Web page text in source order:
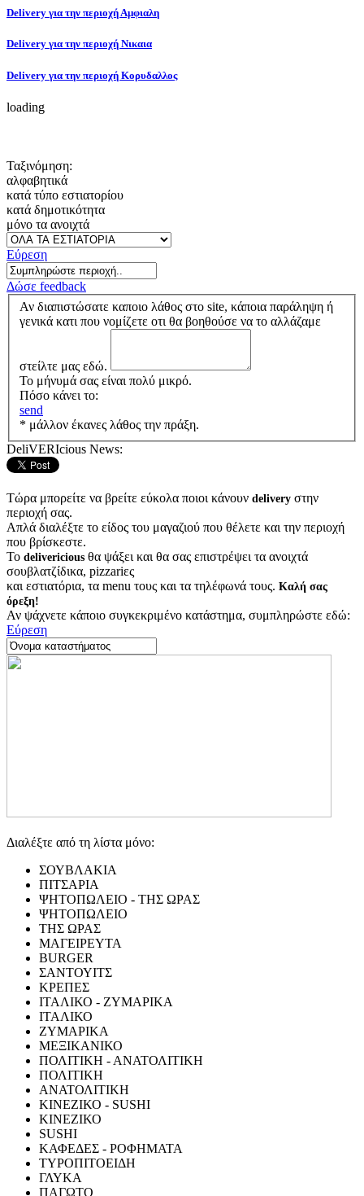
Delivery για την περιοχή Αμφιαλη
Delivery για την περιοχή Νικαια
Delivery για την περιοχή Κορυδαλλος
loading
Ταξινόμηση:
αλφαβητικά
κατά τύπο εστιατορίου
κατά δημοτικότητα
μόνο τα ανοιχτά
Εύρεση
Δώσε feedback
Αν διαπιστώσατε καποιο λάθος στο site, κάποια παράληψη ή
γενικά κατι που νομίζετε οτι θα βοηθούσε να το αλλάζαμε
στείλτε μας εδώ.
Το μήνυμά σας είναι πολύ μικρό.
Πόσο κάνει το:
send
* μάλλον έκανες λάθος την πράξη.
DeliVERIcious News:
Τώρα μπορείτε να βρείτε εύκολα ποιοι κάνουν delivery στην
περιοχή σας.
Απλά διαλέξτε το είδος του μαγαζιού που θέλετε και την περιοχή
που βρίσκεστε.
Το delivericious θα ψάξει και θα σας επιστρέψει τα ανοιχτά
σουβλατζίδικα, pizzariες
και εστιατόρια, τα menu τους και τα τηλέφωνά τους. Καλή σας
όρεξη!
Αν ψάχνετε κάποιο συγκεκριμένο κατάστημα, συμπληρώστε εδώ:
Εύρεση
Διαλέξτε από τη λίστα μόνο:
ΣΟΥΒΛΑΚΙΑ
ΠΙΤΣΑΡΙΑ
ΨΗΤΟΠΩΛΕΙΟ - ΤΗΣ ΩΡΑΣ
ΨΗΤΟΠΩΛΕΙΟ
ΤΗΣ ΩΡΑΣ
ΜΑΓΕΙΡΕΥΤΑ
BURGER
ΣΑΝΤΟΥΙΤΣ
ΚΡΕΠΕΣ
ΙΤΑΛΙΚΟ - ΖΥΜΑΡΙΚΑ
ΙΤΑΛΙΚΟ
ΖΥΜΑΡΙΚΑ
ΜΕΞΙΚΑΝΙΚΟ
ΠΟΛΙΤΙΚΗ - ΑΝΑΤΟΛΙΤΙΚΗ
ΠΟΛΙΤΙΚΗ
ΑΝΑΤΟΛΙΤΙΚΗ
ΚΙΝΕΖΙΚΟ - SUSHI
ΚΙΝΕΖΙΚΟ
SUSHI
ΚΑΦΕΔΕΣ - ΡΟΦΗΜΑΤΑ
ΤΥΡΟΠΙΤΟΕΙΔΗ
ΓΛΥΚΑ
ΠΑΓΩΤΟ